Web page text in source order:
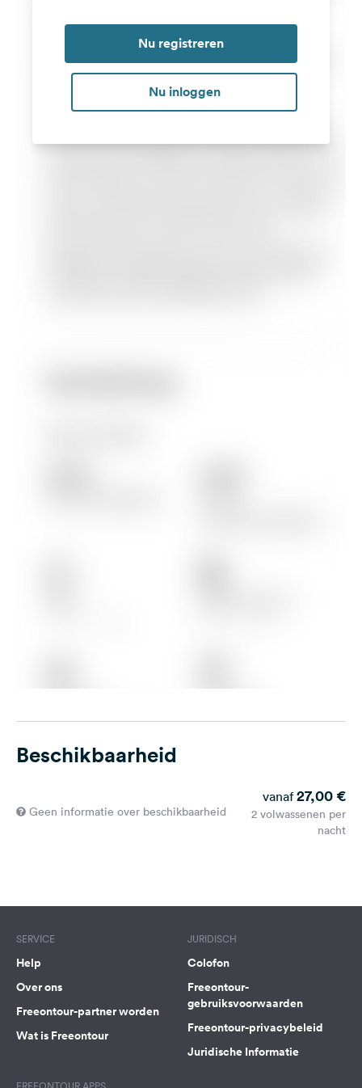
Nu registreren
Nu inloggen
Beschikbaarheid
Geen informatie over beschikbaarheid
vanaf 27,00 €
2 volwassenen per
nacht
SERVICE
Help
Over ons
Freeontour-partner worden
Wat is Freeontour
JURIDISCH
Colofon
Freeontour-
gebruiksvoorwaarden
Freeontour-privacybeleid
Juridische Informatie